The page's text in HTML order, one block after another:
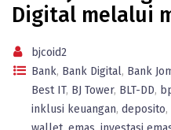
Digital melalui
bjcoid2
Bank, Bank Digital, Bank
Best IT, BJ Tower, BLT-DD,
inklusi keuangan, deposito,